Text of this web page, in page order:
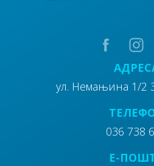
ул. Немањина 1/2
036 738
E-